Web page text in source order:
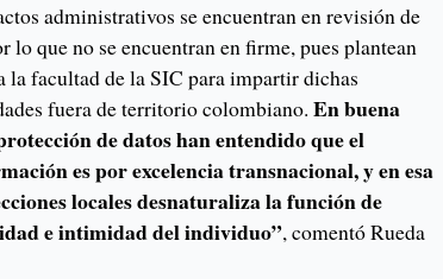
administrativos se encuentran en revisión de
lo que no se encuentran en firme, pues plantean
la facultad de la SIC para impartir dichas
fuera de territorio colombiano.En buena
de datos han entendido que el
es por excelencia transnacional, y en esa
locales desnaturaliza la función de
e intimidad del individuo”, comentó Rueda